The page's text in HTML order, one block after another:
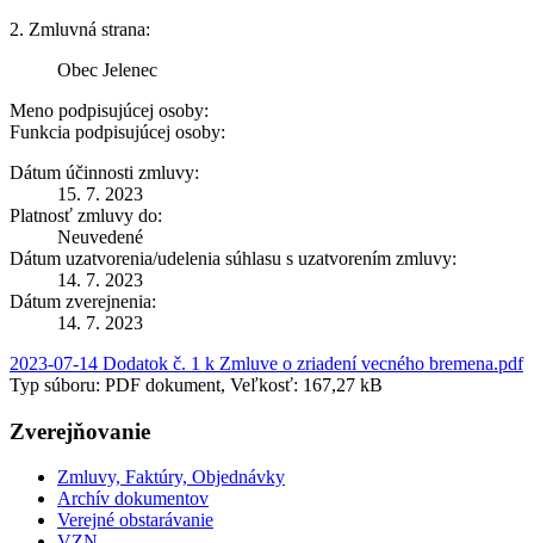
2. Zmluvná strana:
Obec Jelenec
Meno podpisujúcej osoby:
Funkcia podpisujúcej osoby:
Dátum účinnosti zmluvy:
15. 7. 2023
Platnosť zmluvy do:
Neuvedené
Dátum uzatvorenia/udelenia súhlasu s uzatvorením zmluvy:
14. 7. 2023
Dátum zverejnenia:
14. 7. 2023
2023-07-14 Dodatok č. 1 k Zmluve o zriadení vecného bremena.pdf
Typ súboru: PDF dokument, Veľkosť: 167,27 kB
Zverejňovanie
Zmluvy, Faktúry, Objednávky
Archív dokumentov
Verejné obstarávanie